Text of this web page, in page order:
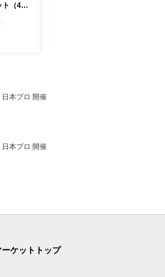
ト（4ロ
タオル
品 日用
本プロ 開催
本プロ 開催
ケットトップ